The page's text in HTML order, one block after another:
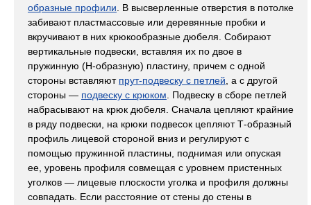
образные профили. В высверленные отверстия в потолке
забивают пластмассовые или деревянные пробки и
вкручивают в них крюкообразные дюбеля. Собирают
вертикальные подвески, вставляя их по двое в
пружинную (Н-образную) пластину, причем с одной
стороны вставляют прут-подвеску с петлей, а с другой
стороны — подвеску с крюком. Подвеску в сборе петлей
набрасывают на крюк дюбеля. Сначала цепляют крайние
в ряду подвески, на крюки подвесок цепляют Т-образный
профиль лицевой стороной вниз и регулируют с
помощью пружинной пластины, поднимая или опуская
ее, уровень профиля совмещая с уровнем пристенных
уголков — лицевые плоскости уголка и профиля должны
совпадать. Если расстояние от стены до стены в